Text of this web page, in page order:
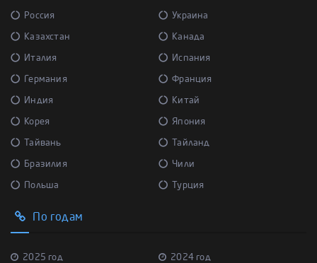
Россия Украина
Казахстан Канада
Италия Испания
Германия Франция
Индия Китай
Корея Япония
Тайвань Тайланд
Бразилия Чили
Польша Турция
По годам
2025 год 2024 год